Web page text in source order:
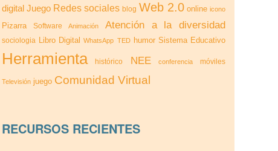
digital Juego Redes sociales blog Web 2.0 online icono
Pizarra Software Animación Atención a la diversidad
sociologia Libro Digital WhatsApp TED humor Sistema Educativo
Herramienta histórico NEE conferencia móviles
Televisión juego Comunidad Virtual
RECURSOS RECIENTES